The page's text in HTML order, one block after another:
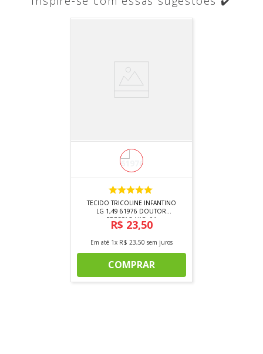
TECIDO TRICOLINE INFANTINO
LG 1,49 61976 DOUTOR
PRESSAO VAR. 01
R$ 23,50
Em até 1x R$ 23,50 sem juros
COMPRAR